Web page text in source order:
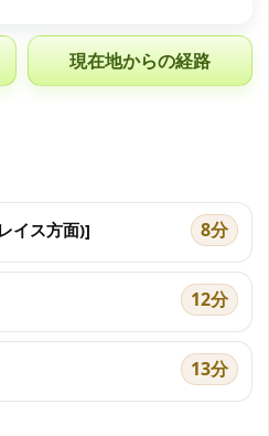
現在地からの経路
イス方面)] 8分
12分
13分